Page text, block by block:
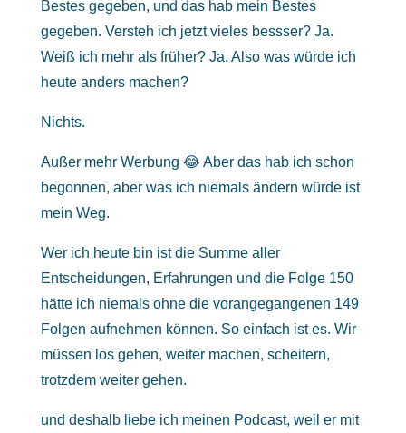
Bestes gegeben, und das hab mein Bestes
gegeben. Versteh ich jetzt vieles bessser? Ja.
Weiß ich mehr als früher? Ja. Also was würde ich
heute anders machen?
Nichts.
Außer mehr Werbung 😂 Aber das hab ich schon
begonnen, aber was ich niemals ändern würde ist
mein Weg.
Wer ich heute bin ist die Summe aller
Entscheidungen, Erfahrungen und die Folge 150
hätte ich niemals ohne die vorangegangenen 149
Folgen aufnehmen können. So einfach ist es. Wir
müssen los gehen, weiter machen, scheitern,
trotzdem weiter gehen.
und deshalb liebe ich meinen Podcast, weil er mit